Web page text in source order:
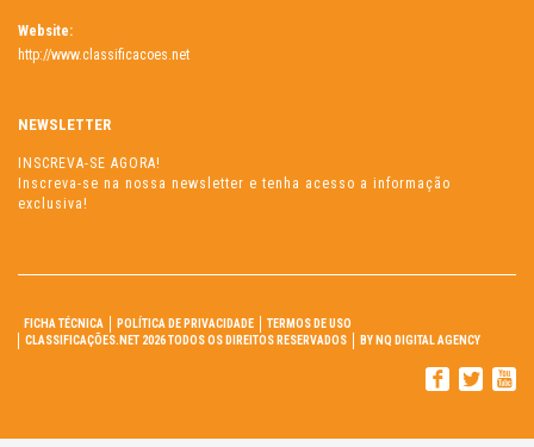
Website:
http://www.classificacoes.net
NEWSLETTER
INSCREVA-SE AGORA!
Inscreva-se na nossa newsletter e tenha acesso a informação
exclusiva!
FICHA TÉCNICA POLÍTICA DE PRIVACIDADE
TERMOS DE USO
CLASSIFICAÇÕES.NET 2026 TODOS OS DIREITOS RESERVADOS
BY NQ DIGITAL AGENCY